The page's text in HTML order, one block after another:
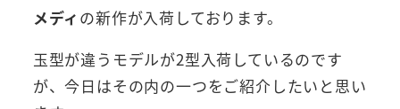
メディ の新作が入荷しております。
玉型が違うモデルが2型入荷しているのです
が、今日はその内の一つをご紹介したいと思い